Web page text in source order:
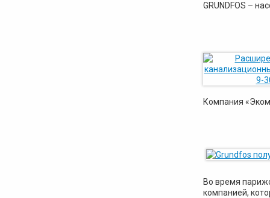
GRUNDFOS –
Компания
Во время
компанией,